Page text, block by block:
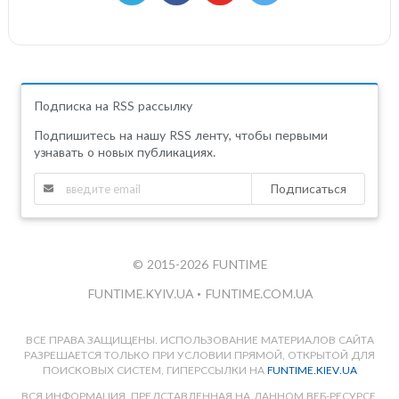
Подписка на RSS рассылку
Подпишитесь на нашу RSS ленту, чтобы первыми
узнавать о новых публикациях.
Подписаться
© 2015-2026 FUNTIME
FUNTIME.KYIV.UA • FUNTIME.COM.UA
ВСЕ ПРАВА ЗАЩИЩЕНЫ. ИСПОЛЬЗОВАНИЕ МАТЕРИАЛОВ САЙТА
РАЗРЕШАЕТСЯ ТОЛЬКО ПРИ УСЛОВИИ ПРЯМОЙ, ОТКРЫТОЙ ДЛЯ
ПОИСКОВЫХ СИСТЕМ, ГИПЕРССЫЛКИ НА FUNTIME.KIEV.UA
ВСЯ ИНФОРМАЦИЯ, ПРЕДСТАВЛЕННАЯ НА ДАННОМ ВЕБ-РЕСУРСЕ,